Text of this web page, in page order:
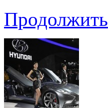
Продолжить